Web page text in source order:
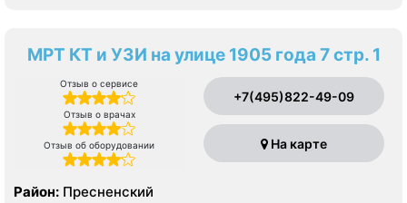
МРТ КТ и УЗИ на улице 1905 года 7 стр. 1
Отзыв о сервисе
Отзыв о врачах
Отзыв об оборудовании
+7(495)822-49-09
На карте
Район: Пресненский